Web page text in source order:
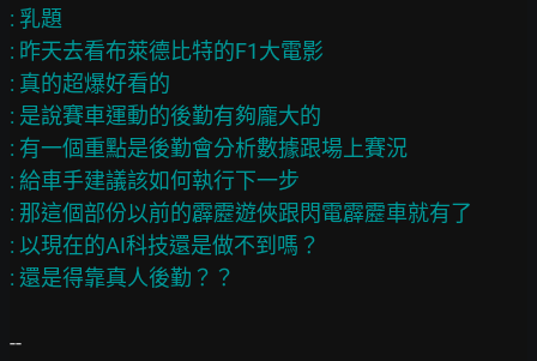
: 乳題
: 昨天去看布萊德比特的F1大電影
: 真的超爆好看的
: 是說賽車運動的後勤有夠龐大的
: 有一個重點是後勤會分析數據跟場上賽況
: 給車手建議該如何執行下一步
: 那這個部份以前的霹靂遊俠跟閃電霹靂車就有了
: 以現在的AI科技還是做不到嗎？